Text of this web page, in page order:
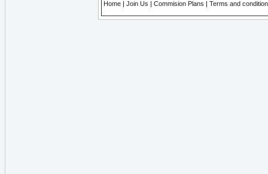
Home | Join Us | Commision Plans | Terms and